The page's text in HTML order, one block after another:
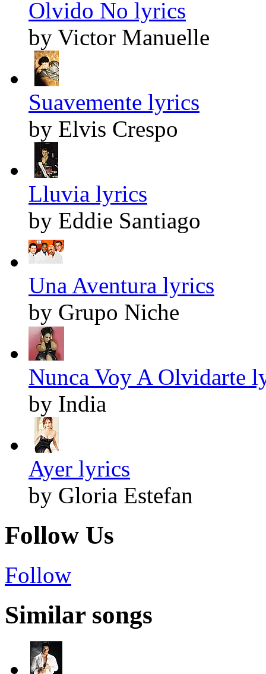
Olvido No lyrics
by Victor Manuelle
Suavemente lyrics
by Elvis Crespo
Lluvia lyrics
by Eddie Santiago
Una Aventura lyrics
by Grupo Niche
Nunca Voy A Olvidarte
by India
Ayer lyrics
by Gloria Estefan
Follow Us
Follow
Similar songs